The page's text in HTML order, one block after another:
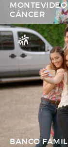
CÁNCER
BANCO